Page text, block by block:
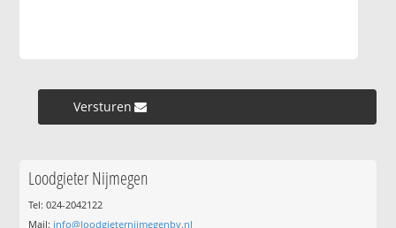
Versturen »
Loodgieter Nijmegen
Tel: 024-2042122
Mail: info@loodgieternijmegenbv.nl